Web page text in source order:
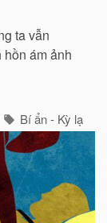
ta vẫn
ám ảnh
Bí ẩn - Kỳ lạ